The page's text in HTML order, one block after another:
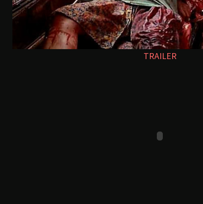
TRAILER